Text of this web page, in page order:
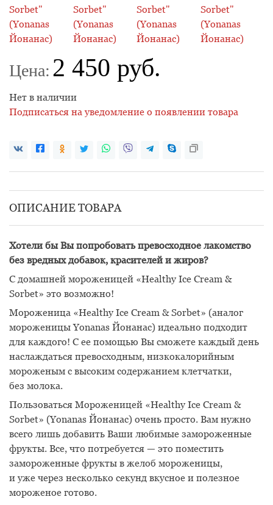
Цена: 2 450 руб.
Нет в наличии
Подписаться на уведомление о появлении товара
ОПИСАНИЕ ТОВАРА
Хотели бы Вы попробовать превосходное лакомство
без вредных добавок, красителей и жиров?
С домашней мороженицей «Healthy Ice Cream &
Sorbet» это возможно!
Мороженица «Healthy Ice Cream & Sorbet» (аналог
мороженицы Yonanas Йонанас) идеально подходит
для каждого! С ее помощью Вы сможете каждый день
наслаждаться превосходным, низкокалорийным
мороженым с высоким содержанием клетчатки,
без молока.
Пользоваться Мороженицей «Healthy Ice Cream &
Sorbet» (Yonanas Йонанас) очень просто. Вам нужно
всего лишь добавить Ваши любимые замороженные
фрукты. Все, что потребуется — это поместить
замороженные фрукты в желоб мороженицы,
и уже через несколько секунд вкусное и полезное
мороженое готово.